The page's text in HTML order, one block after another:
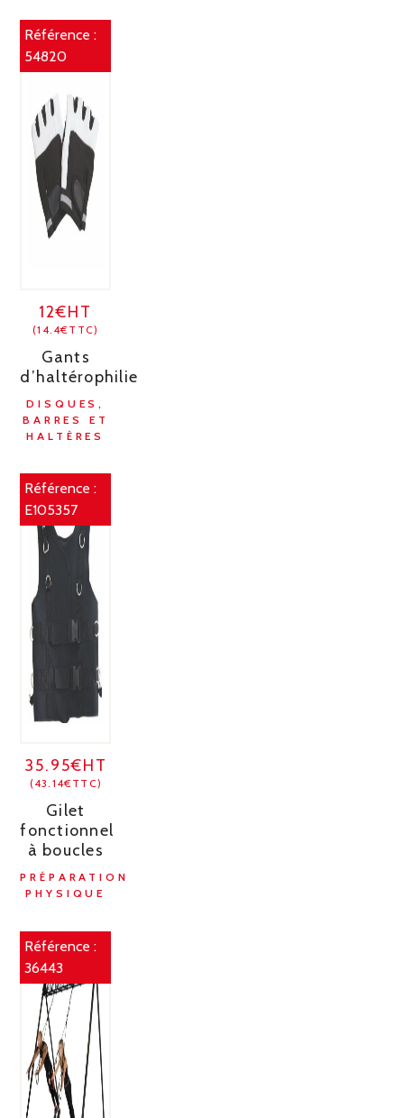
Référence :
54820
12€HT
(14.4€TTC)
Gants
d’haltérophilie
DISQUES,
BARRES ET
HALTÈRES
Référence :
E105357
35.95€HT
(43.14€TTC)
Gilet
fonctionnel
à boucles
PRÉPARATION
PHYSIQUE
Référence :
36443